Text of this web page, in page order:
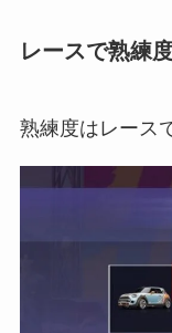
レースで熟練
熟練度はレース